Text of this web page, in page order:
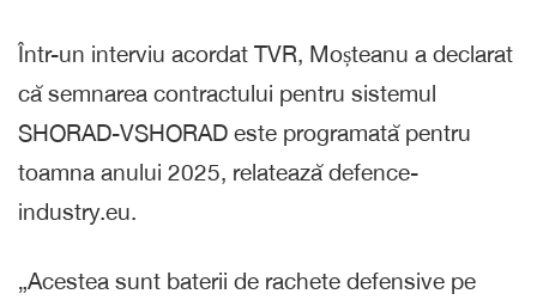
Într-un interviu acordat TVR, Moșteanu a declarat
că semnarea contractului pentru sistemul
SHORAD-VSHORAD este programată pentru
toamna anului 2025, relatează defence-
industry.eu.
„Acestea sunt baterii de rachete defensive pe